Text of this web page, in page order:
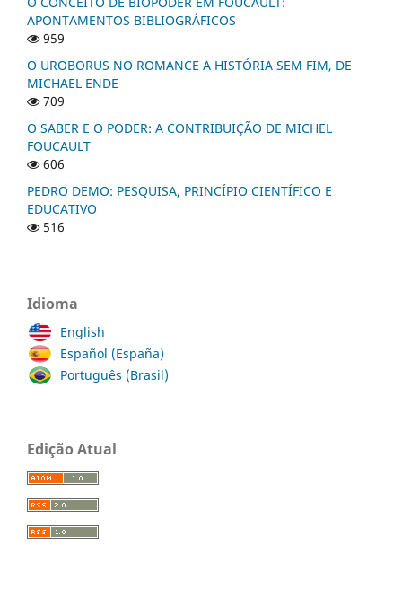
APONTAMENTOS BIBLIOGRÁFICOS
959
O UROBORUS NO ROMANCE A HISTÓRIA SEM FIM, DE
MICHAEL ENDE
709
O SABER E O PODER: A CONTRIBUIÇÃO DE MICHEL
FOUCAULT
606
PEDRO DEMO: PESQUISA, PRINCÍPIO CIENTÍFICO E
EDUCATIVO
516
Idioma
English
Español (España)
Português (Brasil)
Edição Atual